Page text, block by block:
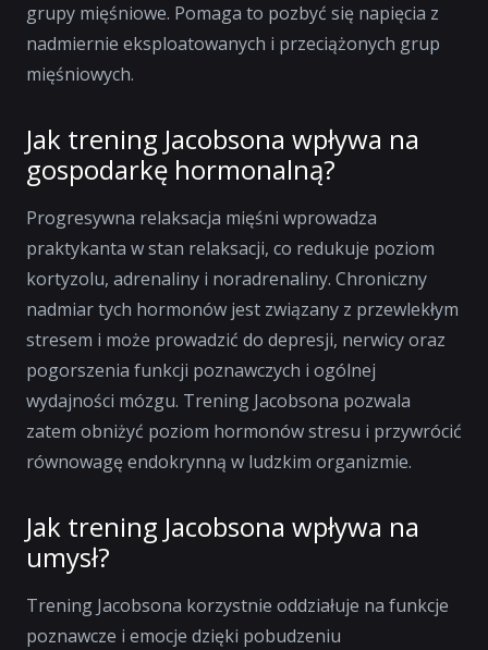
grupy mięśniowe. Pomaga to pozbyć się napięcia z
nadmiernie eksploatowanych i przeciążonych grup
mięśniowych.
Jak trening Jacobsona wpływa na
gospodarkę hormonalną?
Progresywna relaksacja mięśni wprowadza
praktykanta w stan relaksacji, co redukuje poziom
kortyzolu, adrenaliny i noradrenaliny. Chroniczny
nadmiar tych hormonów jest związany z przewlekłym
stresem i może prowadzić do depresji, nerwicy oraz
pogorszenia funkcji poznawczych i ogólnej
wydajności mózgu. Trening Jacobsona pozwala
zatem obniżyć poziom hormonów stresu i przywrócić
równowagę endokrynną w ludzkim organizmie.
Jak trening Jacobsona wpływa na
umysł?
Trening Jacobsona korzystnie oddziałuje na funkcje
poznawcze i emocje dzięki pobudzeniu